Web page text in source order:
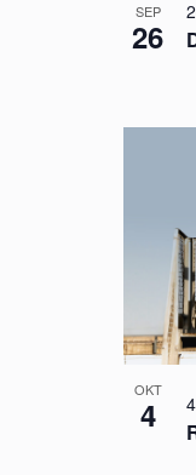
n
n
g
a
d
o
i
SEP
26
OKT
4